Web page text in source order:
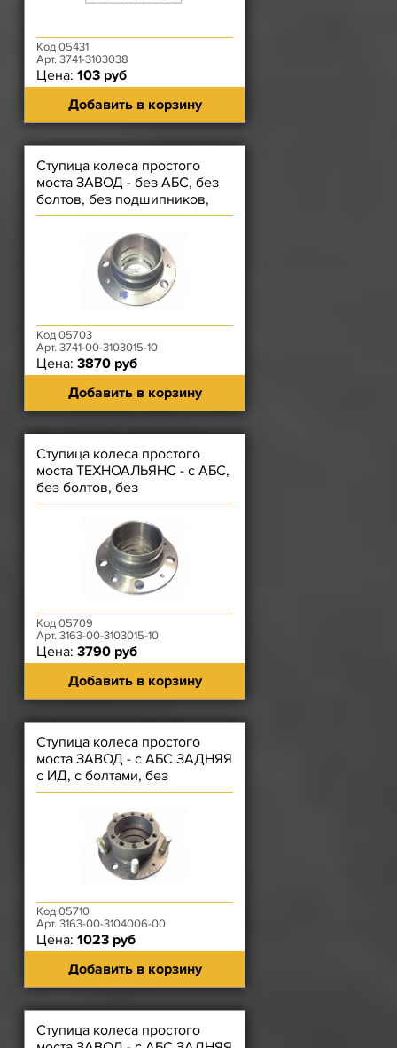
Код 05431
Арт. 3741-3103038
Цена: 103 руб
Добавить в корзину
Ступица колеса простого
моста ЗАВОД - без АБС, без
болтов, без подшипников,
без барабана
Код 05703
Арт. 3741-00-3103015-10
Цена: 3870 руб
Добавить в корзину
Ступица колеса простого
моста ТЕХНОАЛЬЯНС - с АБС,
без болтов, без
подшипников, без барабана
Код 05709
Арт. 3163-00-3103015-10
Цена: 3790 руб
Добавить в корзину
Ступица колеса простого
моста ЗАВОД - с АБС ЗАДНЯЯ
с ИД, с болтами, без
подшипников, без барабана
Код 05710
Арт. 3163-00-3104006-00
Цена: 1023 руб
Добавить в корзину
Ступица колеса простого